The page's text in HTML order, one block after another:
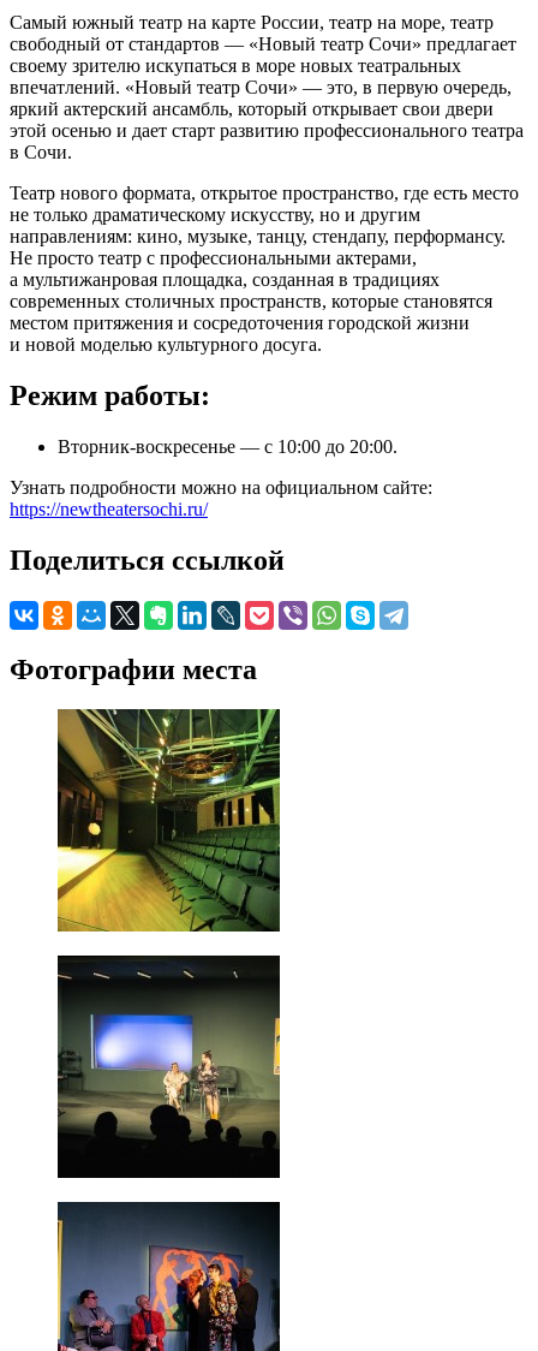
Самый южный театр на карте России, театр на море, театр
свободный от стандартов — «Новый театр Сочи» предлагает
своему зрителю искупаться в море новых театральных
впечатлений. «Новый театр Сочи» — это, в первую очередь,
яркий актерский ансамбль, который открывает свои двери
этой осенью и дает старт развитию профессионального театра
в Сочи.
Театр нового формата, открытое пространство, где есть место
не только драматическому искусству, но и другим
направлениям: кино, музыке, танцу, стендапу, перформансу.
Не просто театр с профессиональными актерами,
а мультижанровая площадка, созданная в традициях
современных столичных пространств, которые становятся
местом притяжения и сосредоточения городской жизни
и новой моделью культурного досуга.
Режим работы:
Вторник-воскресенье — с 10:00 до 20:00.
Узнать подробности можно на официальном сайте:
https://newtheatersochi.ru/
Поделиться ссылкой
Фотографии места